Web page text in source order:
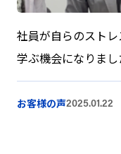
社員が自らのスト
学ぶ機会になりまし
お客様の声2025.01.22